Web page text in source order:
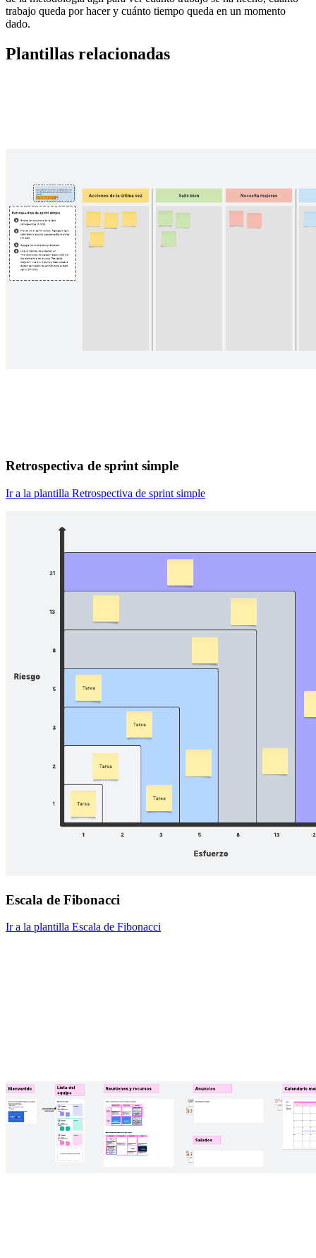
trabajo queda por hacer y cuánto tiempo queda en un momento
dado.
Plantillas relacionadas
Retrospectiva de sprint simple
Ir a la plantilla Retrospectiva de sprint simple
Escala de Fibonacci
Ir a la plantilla Escala de Fibonacci